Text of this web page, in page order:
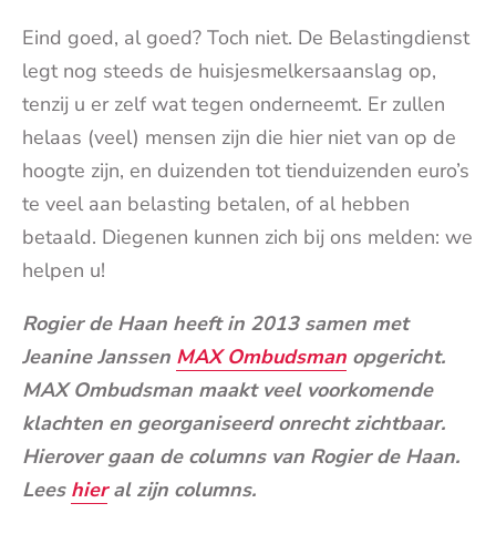
Eind goed, al goed? Toch niet. De Belastingdienst
legt nog steeds de huisjesmelkersaanslag op,
tenzij u er zelf wat tegen onderneemt. Er zullen
helaas (veel) mensen zijn die hier niet van op de
hoogte zijn, en duizenden tot tienduizenden euro’s
te veel aan belasting betalen, of al hebben
betaald. Diegenen kunnen zich bij ons melden: we
helpen u!
Rogier de Haan heeft in 2013 samen met
Jeanine Janssen MAX Ombudsman opgericht.
MAX Ombudsman maakt veel voorkomende
klachten en georganiseerd onrecht zichtbaar.
Hierover gaan de columns van Rogier de Haan.
Lees hier alzijn columns.